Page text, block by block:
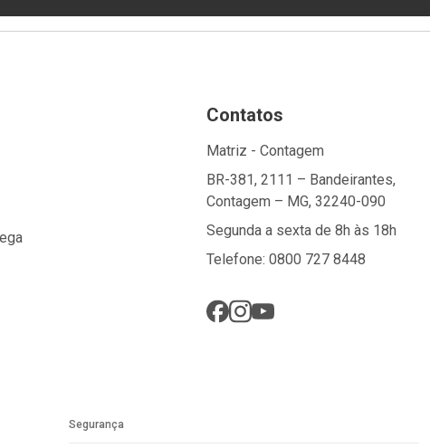
Contatos
Matriz - Contagem
BR-381, 2111 – Bandeirantes,
Contagem – MG, 32240-090
Segunda a sexta de 8h às 18h
Telefone: 0800 727 8448
Segurança